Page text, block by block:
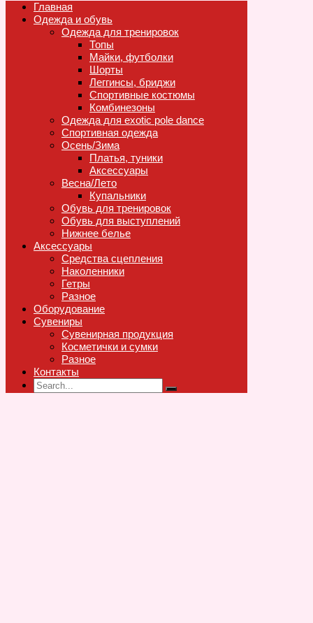
Главная
Одежда и обувь
Одежда для тренировок
Топы
Майки, футболки
Шорты
Леггинсы, бриджи
Спортивные костюмы
Комбинезоны
Одежда для exotic pole dance
Спортивная одежда
Осень/Зима
Платья, туники
Аксессуары
Весна/Лето
Купальники
Обувь для тренировок
Обувь для выступлений
Нижнее белье
Аксессуары
Средства сцепления
Наколенники
Гетры
Разное
Оборудование
Сувениры
Сувенирная продукция
Косметички и сумки
Разное
Контакты